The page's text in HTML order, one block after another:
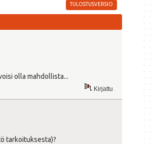
TULOSTUSVERSIO
olla mahdollista...
Kirjattu
tarkoituksesta)?